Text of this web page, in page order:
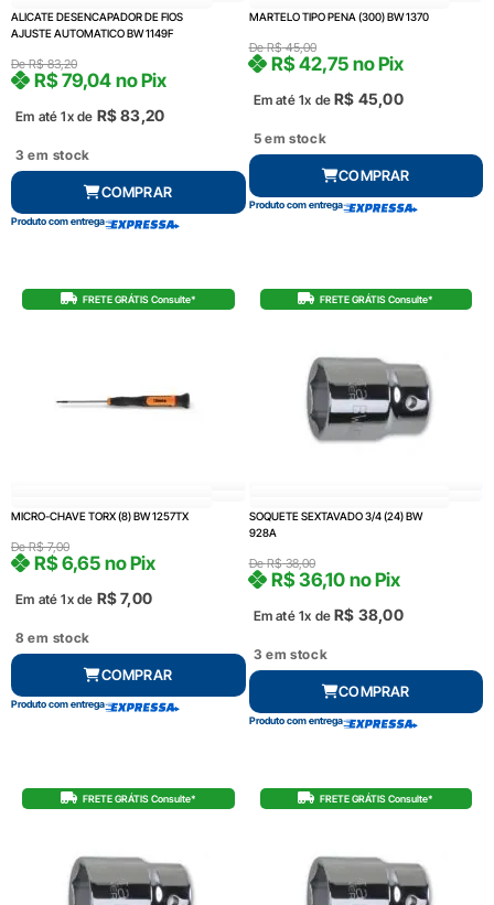
ALICATE DESENCAPADOR DE FIOS
AJUSTE AUTOMATICO BW 1149F
DeR$83,20
Em até 1x de R$83,20
R$79,04 no Pix
3 em stock
COMPRAR
Produto com entrega
MARTELO TIPO PENA (300) BW 1370
DeR$45,00
Em até 1x de R$ 45,00
R$42,75 no Pix
5 em stock
COMPRAR
Produto com entrega
FRETE GRÁTIS Consulte*
MICRO-CHAVE TORX (8) BW 1257TX
DeR$7,00
Em até 1x de R$7,00
R$6,65 no Pix
8 em stock
COMPRAR
Produto com entrega
FRETE GRÁTIS Consulte*
SOQUETE SEXTAVADO 3/4 (24) BW
928A
DeR$38,00
Em até 1x de R$ 38,00
R$36,10 no Pix
3 em stock
COMPRAR
Produto com entrega
FRETE GRÁTIS Consulte* FRETE GRÁTIS Consulte*